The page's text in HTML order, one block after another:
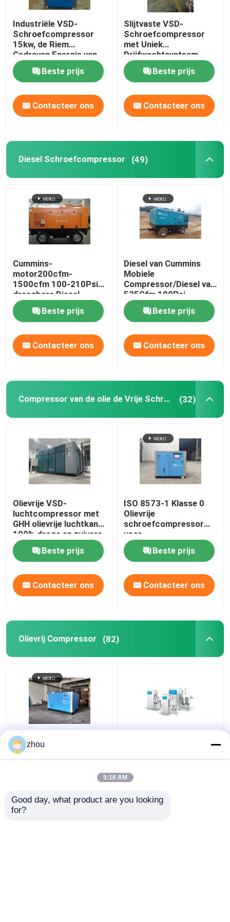
Industriële VSD-
Schroefcompressor
15kw, de Riem
Gedreven Energie van
de Luchtcompressor
50% - besparing
Beste prijs
Contacteer ons
Slijtvaste VSD-
Schroefcompressor
met Uniek
Drijfwachtsysteem
Beste prijs
Contacteer ons
Diesel Schroefcompressor (49)
Cummins-
motor200cfm-
1500cfm 100-210Psi
draagbare Diesel
Compressor
Beste prijs
Contacteer ons
Diesel van Cummins
Mobiele
Compressor/Diesel van
535Cfm 190Psi
Compressor voor
ZandstralenBeste prijs
Contacteer ons
Compressor van de olie de Vrije Schroef (32)
Olievrije VSD-
luchtcompressor met
GHH olievrije luchtkant,
100% droge en zuivere
lucht
Beste prijs
Contacteer ons
ISO 8573-1 Klasse 0
Olievrije
schroefcompressor
voor
energiebesparende
projectenBeste prijs
Contacteer ons
Olievrij Compressor (82)
De nieuwe Compressor
van de de Schroeflucht
Farmaceutische
Installaties
Olie Vrije Compressor
absoluut
zhou
9:16 AM
Good day, what product are you looking
for?